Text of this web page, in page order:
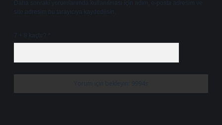
Daha sonraki yorumlarımda kullanılması için adım, e-posta adresim ve
site adresim bu tarayıcıya kaydedilsin.
7 + 8 kaçtır?